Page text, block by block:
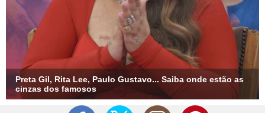
Preta Gil, Rita Lee, Paulo Gustavo... Saiba onde estão as
cinzas dos famosos